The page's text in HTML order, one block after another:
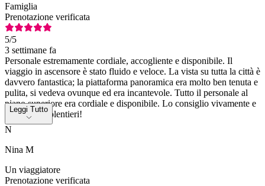
Famiglia
Prenotazione verificata
5/5
3 settimane fa
Personale estremamente cordiale, accogliente e disponibile. Il
viaggio in ascensore è stato fluido e veloce. La vista su tutta la città è
davvero fantastica; la piattaforma panoramica era molto ben tenuta e
pulita, si vedeva ovunque ed era incantevole. Tutto il personale al
piano superiore era cordiale e disponibile. Lo consiglio vivamente e
ci tornerei volentieri!
Leggi Tutto
N
Nina M
Un viaggiatore
Prenotazione verificata